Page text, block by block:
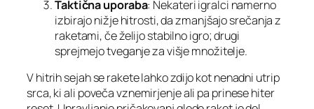
Taktična uporaba: Nekateri igralci namerno
izbirajo nižje hitrosti, da zmanjšajo srečanja z
raketami, če želijo stabilno igro; drugi
sprejmejo tveganje za višje množitelje.
V hitrih sejah se rakete lahko zdijo kot nenadni utrip
srca, ki ali poveča vznemirjenje ali pa prinese hiter